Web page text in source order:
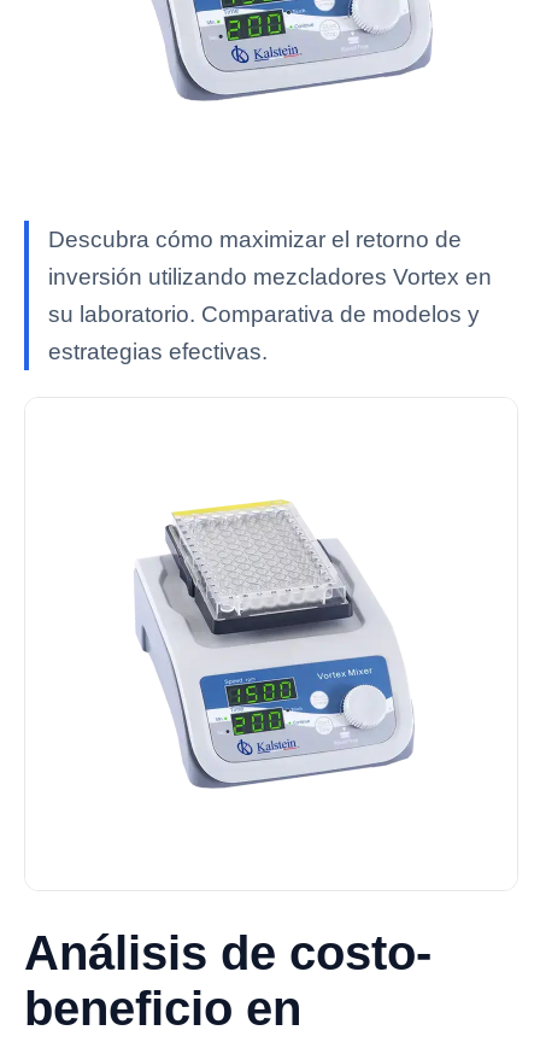
Descubra cómo maximizar el retorno de
inversión utilizando mezcladores Vortex en
su laboratorio. Comparativa de modelos y
estrategias efectivas.
Análisis de costo-
beneficio en